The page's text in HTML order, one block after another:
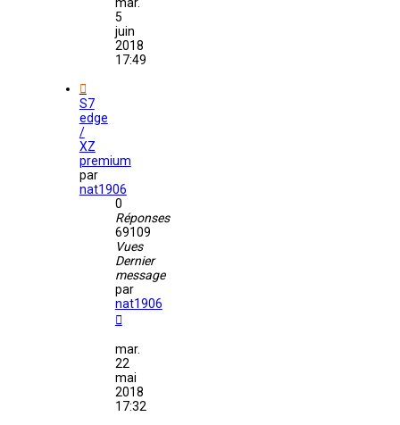
mar.
5
juin
2018
17:49
S7
edge
/
XZ
premium
par
nat1906
0
Réponses
69109
Vues
Dernier
message
par
nat1906
mar.
22
mai
2018
17:32